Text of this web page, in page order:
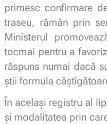
primesc confirmare
traseu, rămân prin
Ministerul
tocmai pentru a
răspuns numai dacă
știi formula
În același registru al
și modalitatea prin